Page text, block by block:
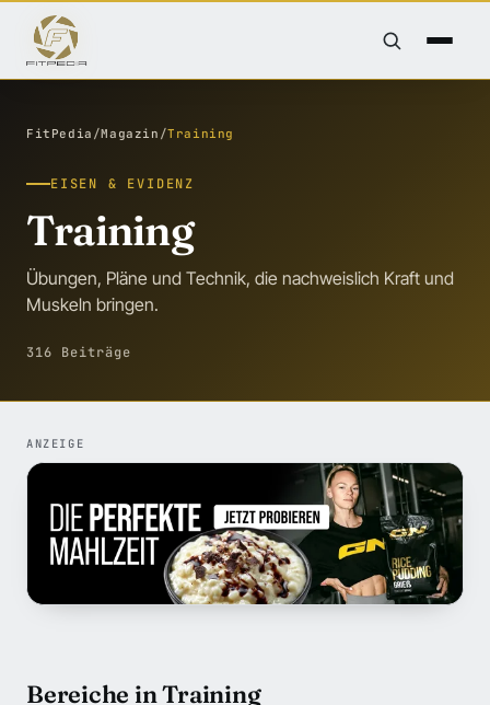
FitPedia /Magazin /Training
EISEN & EVIDENZ
Training
Übungen, Pläne und Technik, die nachweislich Kraft und
Muskeln bringen.
316 Beiträge
ANZEIGE
Bereiche in Training